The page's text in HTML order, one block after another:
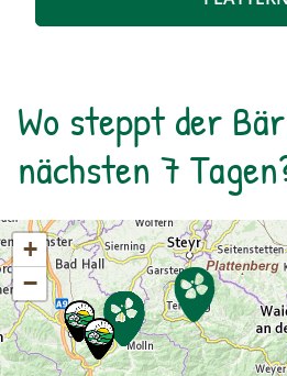
Wo steppt der
nächsten 7
+
−